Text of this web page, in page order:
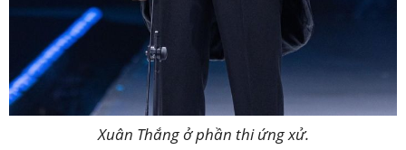
Xuân Thắng ở phần thi ứng xử.